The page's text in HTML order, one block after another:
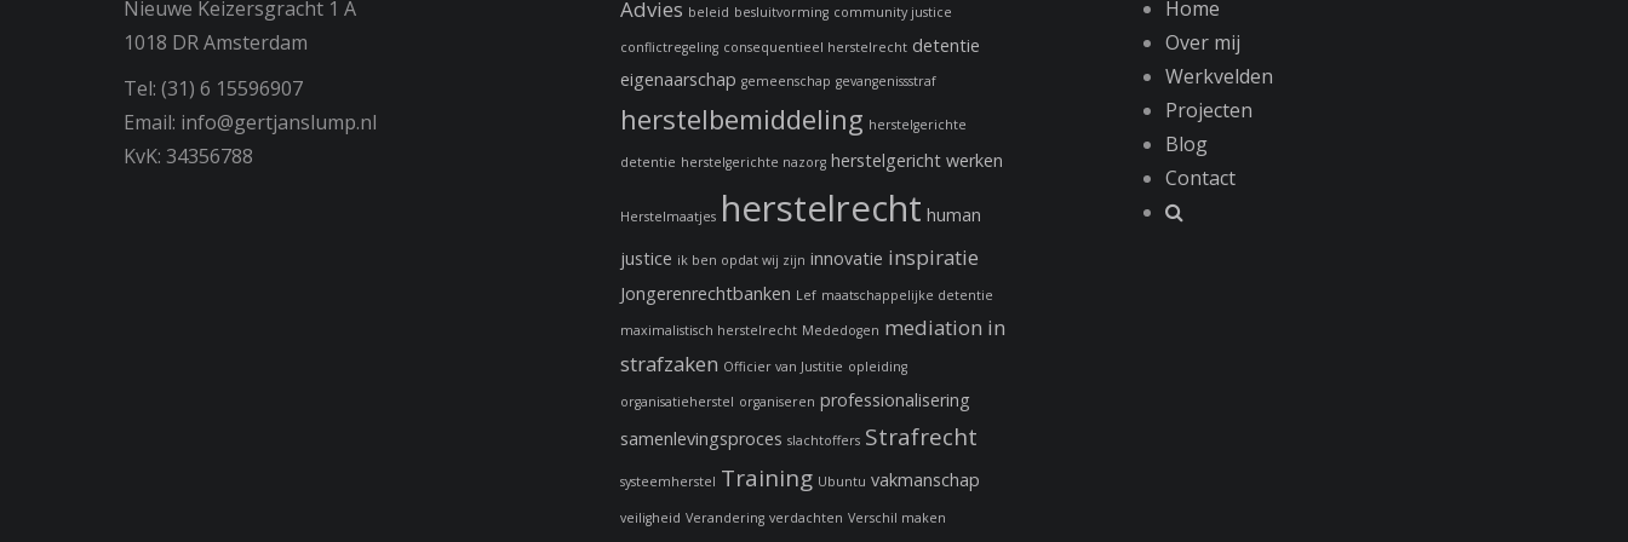
Nieuwe Keizersgracht 1 A
1018 DR Amsterdam
Tel: (31) 6 15596907
Email: info@gertjanslump.nl
KvK: 34356788
Advies beleid besluitvorming community justice
conflictregeling consequentieel herstelrecht detentie
eigenaarschap gemeenschap gevangenissstraf
herstelbemiddeling herstelgerichte
detentie herstelgerichte nazorg herstelgericht werken
Herstelmaatjes herstelrecht human
justice ik ben opdat wij zijn innovatie inspiratie
Jongerenrechtbanken Lef maatschappelijke detentie
maximalistisch herstelrecht Mededogen mediation in
strafzaken Officier van Justitie opleiding
organisatieherstel organiseren professionalisering
samenlevingsproces slachtoffers Strafrecht
systeemherstel Training Ubuntu vakmanschap
veiligheid Verandering verdachten Verschil maken
Home
Over mij
Werkvelden
Projecten
Blog
Contact